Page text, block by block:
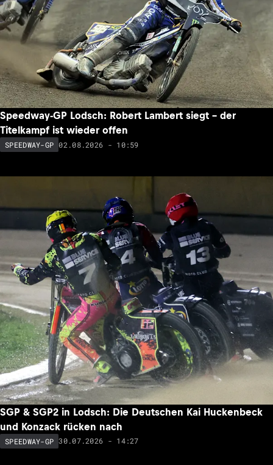
Speedway-GP Lodsch: Robert Lambert siegt – der
Titelkampf ist wieder offen
SPEEDWAY-GP 02.08.2026 - 10:59
SGP & SGP2 in Lodsch: Die Deutschen Kai Huckenbeck
und Konzack rücken nach
SPEEDWAY-GP 30.07.2026 - 14:27